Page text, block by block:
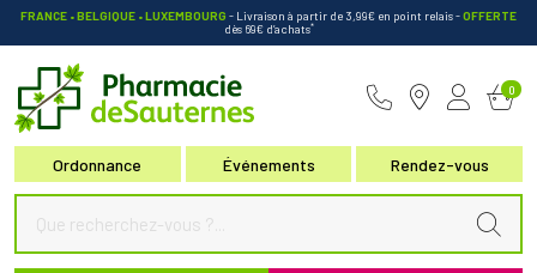
FRANCE • BELGIQUE • LUXEMBOURG - Livraison à partir de 3,99€ en point relais-OFFERTE
dès 69€ d’achats*
Ordonnance Événements Rendez-vous
0